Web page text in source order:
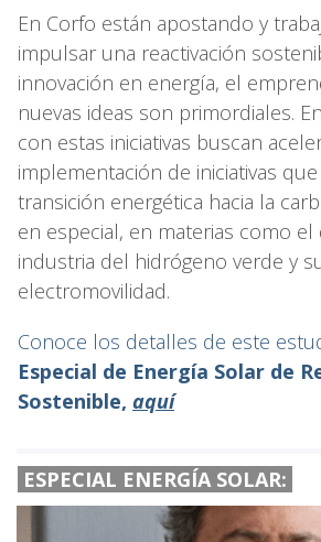
En Corfo están apostando y
impulsar una reactivación
innovación en energía, el
nuevas ideas son primordiales.
con estas iniciativas buscan
implementación de iniciativas
transición energética hacia la
en especial, en materias como
industria del hidrógeno verde y
electromovilidad.
Conoce los detalles de este
Especial de Energía Solar de
Sostenible, aquí
ESPECIAL ENERGÍA SOLAR: